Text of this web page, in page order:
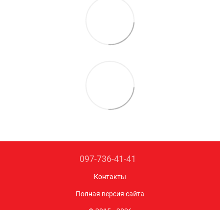
097-736-41-41
Контакты
Полная версия сайта